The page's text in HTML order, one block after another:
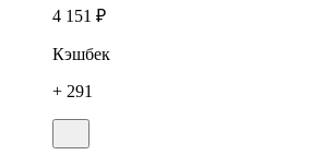
4 151 ₽
Кэшбек
+ 291